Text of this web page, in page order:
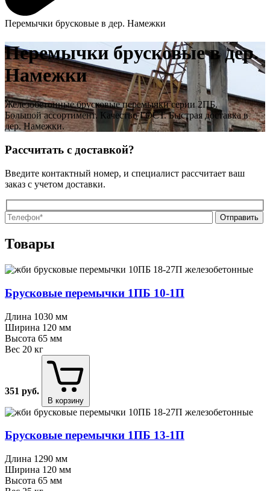
Перемычки брусковые в дер. Намежки
Перемычки брусковые в дер.
Намежки
Железобетонные брусковые перемычки серии 2ПБ.
Большой ассортимент. Качество ГОСТ. Быстрая доставка в
дер. Намежки.
Рассчитать с доставкой?
Введите контактный номер, и специалист рассчитает ваш
заказ с учетом доставки.
Товары
Брусковые перемычки 1ПБ 10⁠-⁠1П
Длина 1030 мм
Ширина 120 мм
Высота 65 мм
Вес 20 кг
351 руб.
В корзину
Брусковые перемычки 1ПБ 13⁠-⁠1П
Длина 1290 мм
Ширина 120 мм
Высота 65 мм